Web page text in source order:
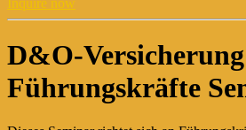
D&O-
Führungskräfte